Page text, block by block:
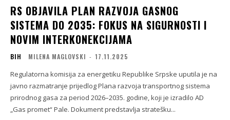
RS OBJAVILA PLAN RAZVOJA GASNOG
SISTEMA DO 2035: FOKUS NA SIGURNOSTI I
NOVIM INTERKONEKCIJAMA
BIH MILENA MAGLOVSKI - 17.11.2025
Regulatorna komisija za energetiku Republike Srpske uputila je na
javno razmatranje prijedlog Plana razvoja transportnog sistema
prirodnog gasa za period 2026–2035. godine, koji je izradilo AD
„Gas promet“ Pale. Dokument predstavlja stratešku...